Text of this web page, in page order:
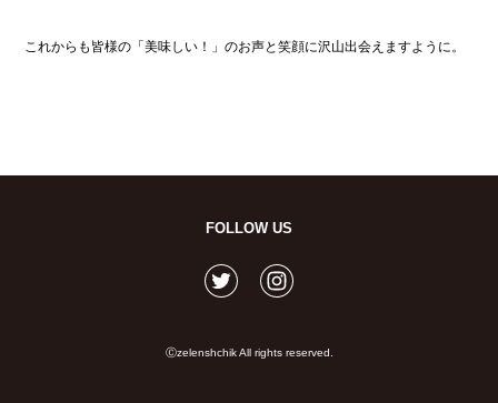
これからも皆様の「美味しい！」のお声と笑顔に沢山出会えますように。
FOLLOW US
Ⓒzelenshchik All rights reserved.